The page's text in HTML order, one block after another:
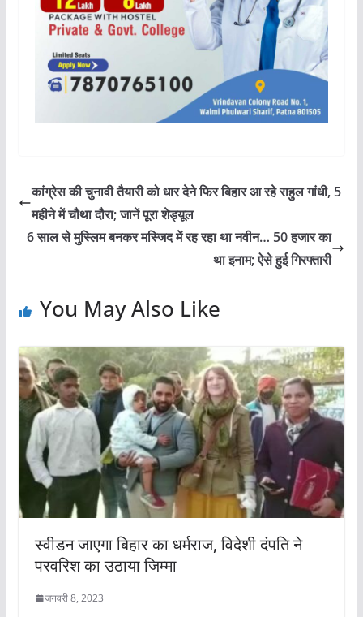
कांग्रेस की चुनावी तैयारी को धार देने फिर बिहार आ रहे राहुल गांधी, 5
महीने में चौथा दौरा; जानें पूरा शेड्यूल
6 साल से मुस्लिम बनकर मस्जिद में रह रहा था नवीन… 50 हजार का
था इनाम; ऐसे हुई गिरफ्तारी
You May Also Like
स्वीडन जाएगा बिहार का धर्मराज, विदेशी दंपति ने
परवरिश का उठाया जिम्मा
जनवरी 8, 2023